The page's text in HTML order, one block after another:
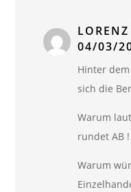
04/03/
Hinter
sich die
Warum
rundet AB !
Warum